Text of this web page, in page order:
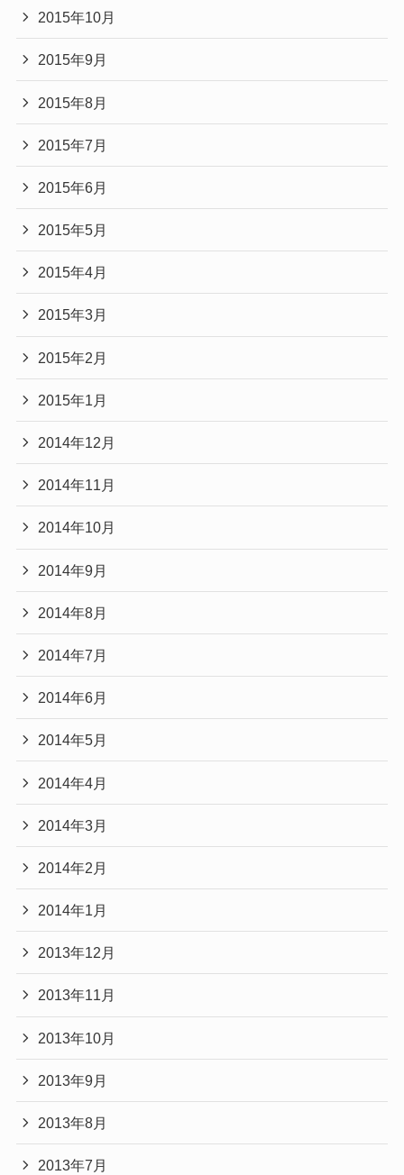
2015年10月
2015年9月
2015年8月
2015年7月
2015年6月
2015年5月
2015年4月
2015年3月
2015年2月
2015年1月
2014年12月
2014年11月
2014年10月
2014年9月
2014年8月
2014年7月
2014年6月
2014年5月
2014年4月
2014年3月
2014年2月
2014年1月
2013年12月
2013年11月
2013年10月
2013年9月
2013年8月
2013年7月